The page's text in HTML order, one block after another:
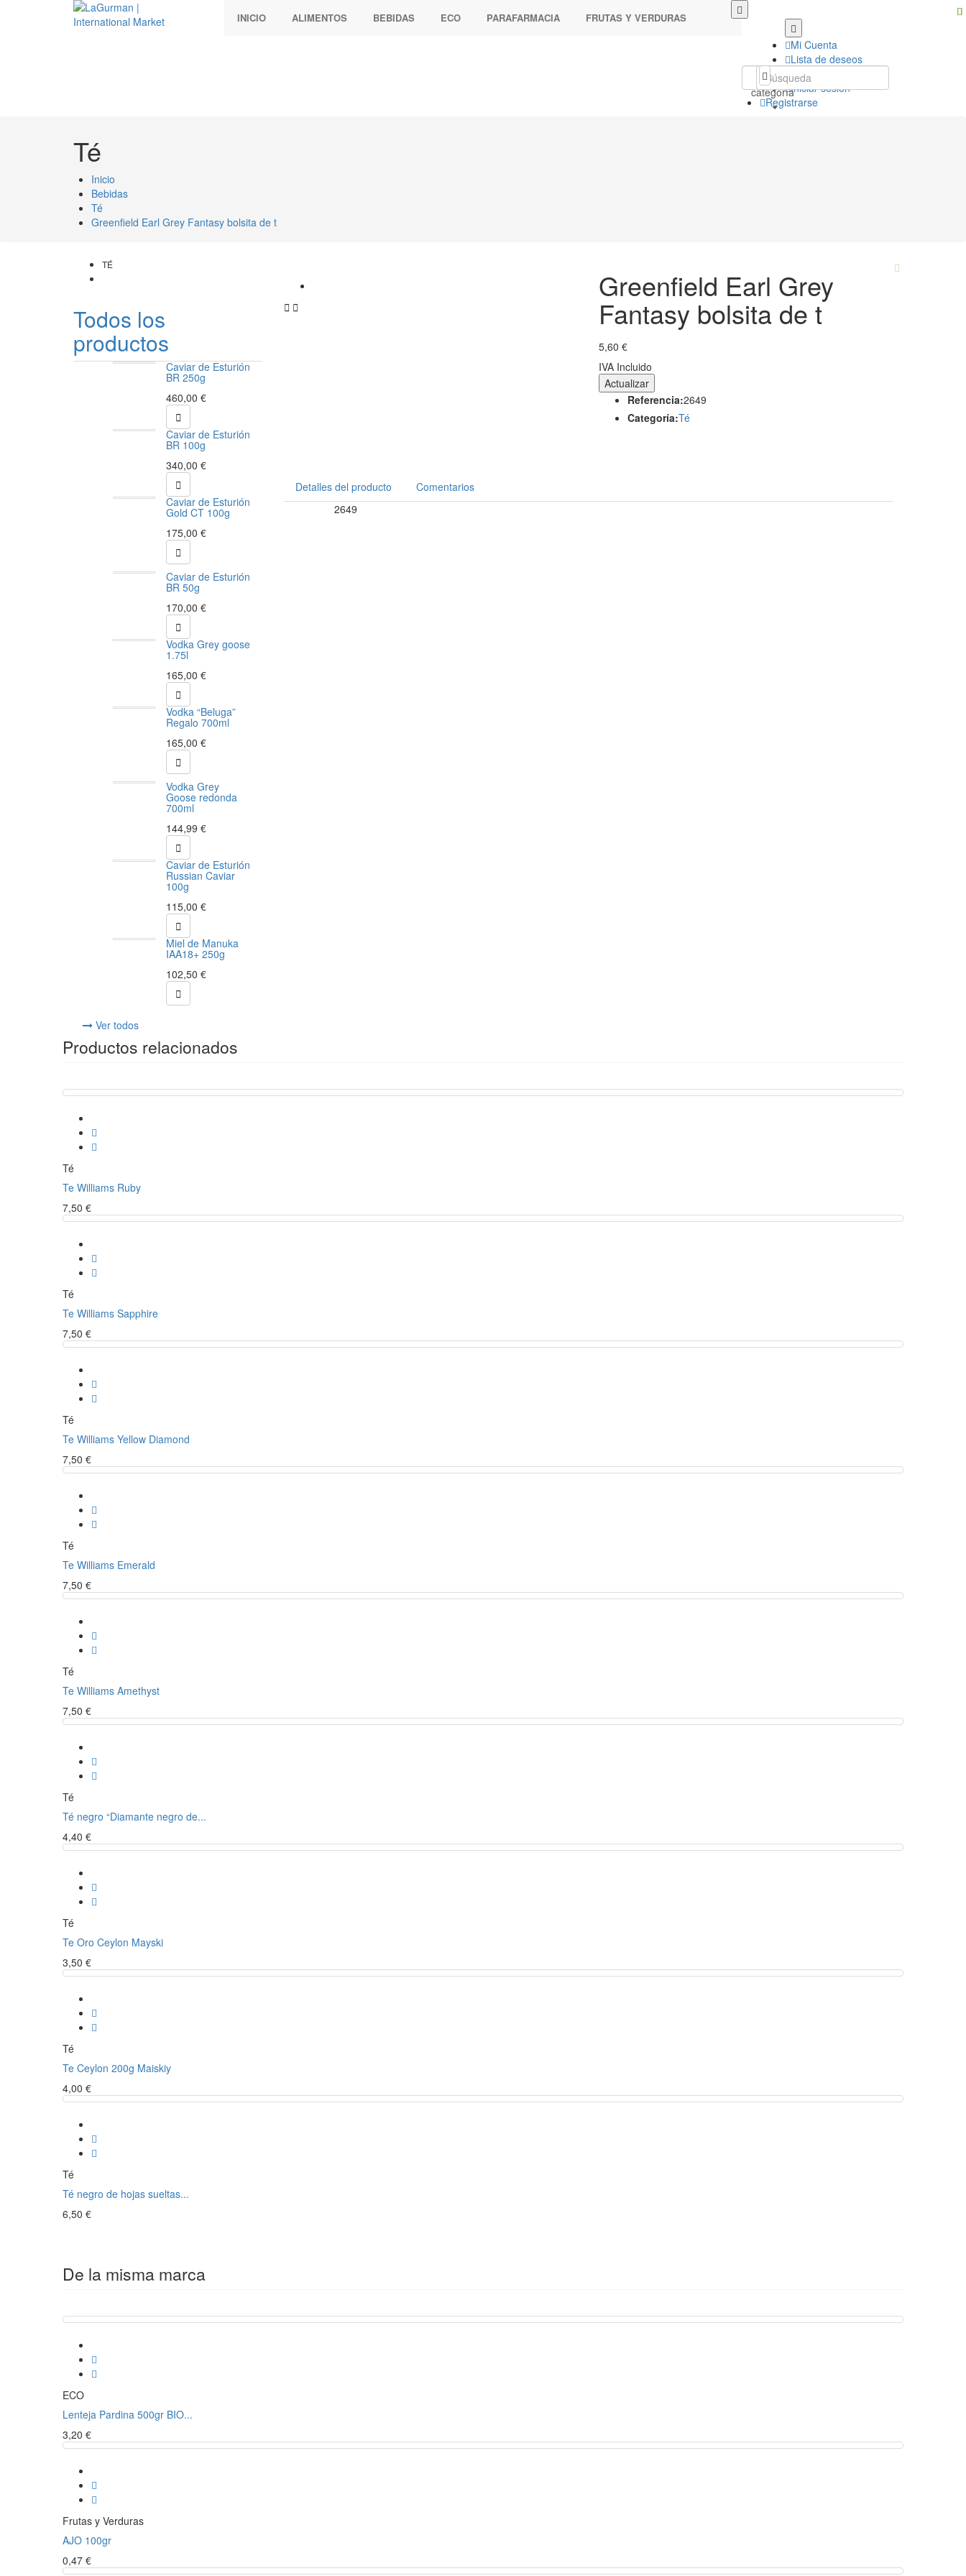
INICIO ALIMENTOS BEBIDAS ECO PARAFARMACIA FRUTAS Y VERDURAS
Toda la
categoría
Mi Cuenta
Lista de deseos
Mi Carro
Iniciar sesión
Registrarse
Té
Inicio
Bebidas
Té
Greenfield Earl Grey Fantasy bolsita de t
 
Greenfield Earl Grey
Fantasy bolsita de t
5,60 €
IVA Incluido
Referencia:2649
Categoría:Té
Detalles del producto Comentarios
2649
TÉ
Todos los
productos
Caviar de Esturión
BR 250g
460,00 €

Caviar de Esturión
BR 100g
340,00 €

Caviar de Esturión
Gold CT 100g
175,00 €

Caviar de Esturión
BR 50g
170,00 €

Vodka Grey goose
1.75l
165,00 €

Vodka “Beluga”
Regalo 700ml
165,00 €

Vodka Grey
Goose redonda
700ml
144,99 €

Caviar de Esturión
Russian Caviar
100g
115,00 €

Miel de Manuka
IAA18+ 250g
102,50 €

Ver todos
Productos relacionados
Té
Te Williams Ruby
7,50 €
Té
Te Williams Sapphire
7,50 €
Té
Te Williams Yellow Diamond
7,50 €
Té
Te Williams Emerald
7,50 €
Té
Te Williams Amethyst
7,50 €
Té
Té negro “Diamante negro de...
4,40 €
Té
Te Oro Ceylon Mayski
3,50 €
Té
Te Ceylon 200g Maiskiy
4,00 €
Té
Té negro de hojas sueltas...
6,50 €
De la misma marca
ECO
Lenteja Pardina 500gr BIO...
3,20 €
Frutas y Verduras
AJO 100gr
0,47 €